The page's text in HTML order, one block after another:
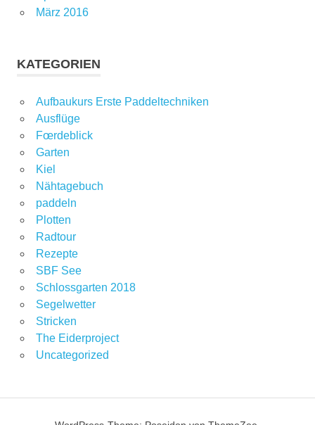
März 2016
KATEGORIEN
Aufbaukurs Erste Paddeltechniken
Ausflüge
Fœrdeblick
Garten
Kiel
Nähtagebuch
paddeln
Plotten
Radtour
Rezepte
SBF See
Schlossgarten 2018
Segelwetter
Stricken
The Eiderproject
Uncategorized